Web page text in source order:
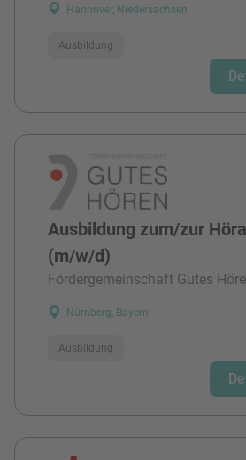
Hannover, Niedersachsen
Ausbildung
Ausbildung zum/zur
(m/w/d)
Fördergemeinschaft Gutes
Nürnberg, Bayern
Ausbildung